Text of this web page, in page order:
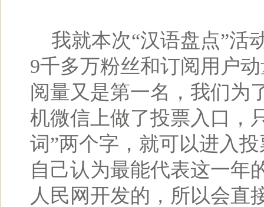
我就本次“汉语盘点”活
9千多万粉丝和订阅用户
阅量又是第一名，我们为
机微信上做了投票入口，
词”两个字，就可以进入
自己认为最能代表这一年
人民网开发的，所以会直